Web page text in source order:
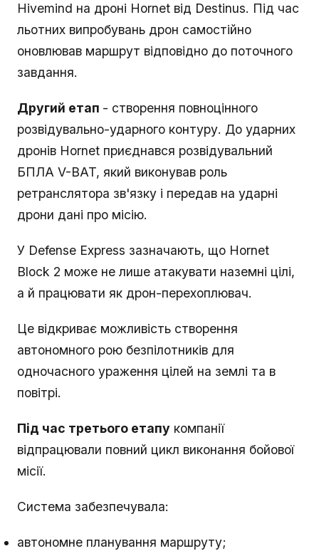
Hivemind на дроні Hornet від Destinus. Під час
льотних випробувань дрон самостійно
оновлював маршрут відповідно до поточного
завдання.
Другий етап - створення повноцінного
розвідувально-ударного контуру. До ударних
дронів Hornet приєднався розвідувальний
БПЛА V-BAT, який виконував роль
ретранслятора зв'язку і передав на ударні
дрони дані про місію.
У Defense Express зазначають, що Hornet
Block 2 може не лише атакувати наземні цілі,
а й працювати як дрон-перехоплювач.
Це відкриває можливість створення
автономного рою безпілотників для
одночасного ураження цілей на землі та в
повітрі.
Під час третього етапу компанії
відпрацювали повний цикл виконання бойової
місії.
Система забезпечувала:
автономне планування маршруту;